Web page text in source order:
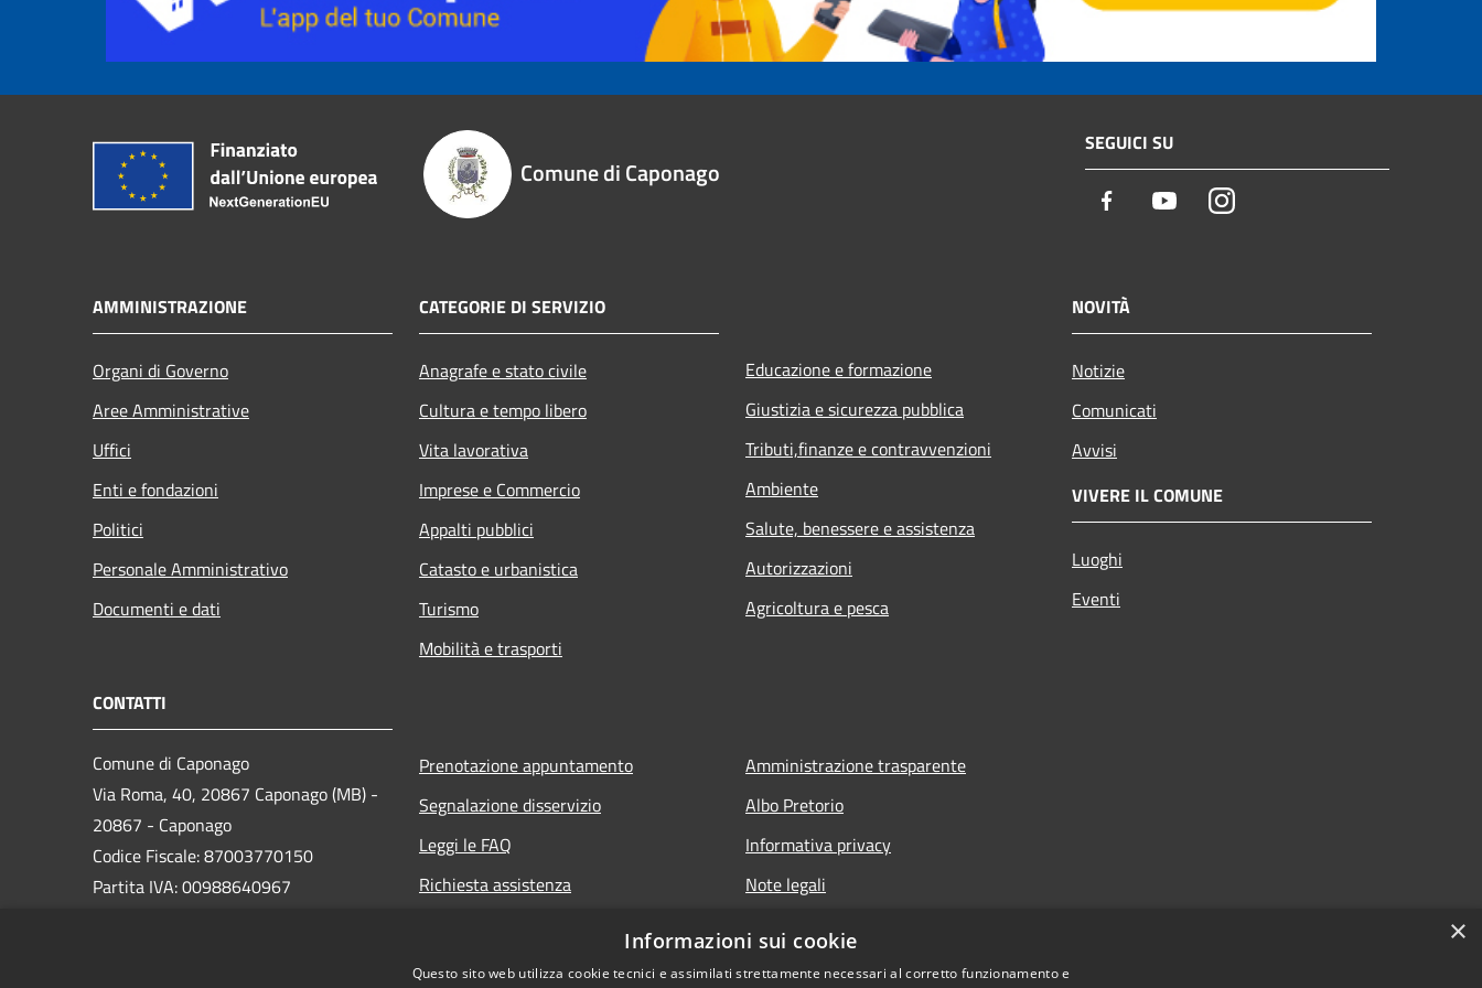
Comune di Caponago
SEGUICI SU
Facebook YoutubeInstagram
AMMINISTRAZIONE
Organi di Governo
Aree Amministrative
Uffici
Enti e fondazioni
Politici
Personale Amministrativo
Documenti e dati
CATEGORIE DI SERVIZIO
Anagrafe e stato civile
Cultura e tempo libero
Vita lavorativa
Imprese e Commercio
Appalti pubblici
Catasto e urbanistica
Turismo
Mobilità e trasporti
Educazione e formazione
Giustizia e sicurezza pubblica
Tributi,finanze e contravvenzioni
Ambiente
Salute, benessere e assistenza
Autorizzazioni
Agricoltura e pesca
NOVITÀ
Notizie
Comunicati
Avvisi
VIVERE IL COMUNE
Luoghi
Eventi
CONTATTI
Comune di Caponago
Via Roma, 40, 20867 Caponago (MB) -
20867 - Caponago
Codice Fiscale: 87003770150
Partita IVA: 00988640967
Prenotazione appuntamento
Segnalazione disservizio
Leggi le FAQ
Richiesta assistenza
Amministrazione trasparente
Albo Pretorio
Informativa privacy
Note legali
×
Informazioni sui cookie
Questo sito web utilizza cookie tecnici e assimilati strettamente necessari al corretto funzionamento e